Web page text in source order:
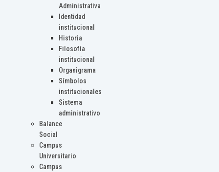
Administrativa
Identidad
institucional
Historia
Filosofía
institucional
Organigrama
Símbolos
institucionales
Sistema
administrativo
Balance
Social
Campus
Universitario
Campus